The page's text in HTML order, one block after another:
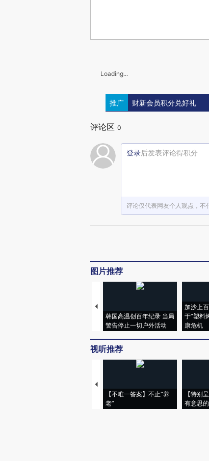
Loading...
推广 财新会员积分兑好礼
评论区 0
登录后发表评论得积分
评论仅代表网友个人观点，不
图片推荐
韩国高温创百年纪录 当局
警告停止一切户外活动
加沙上
于“塑料
康危机
视听推荐
【不唯一答案】不止“养
老”
【特别
有意思